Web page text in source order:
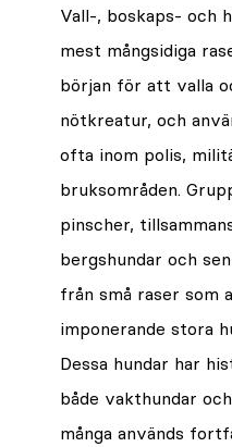
Vall-, boskaps- och
mest mångsidiga
början för att valla
nötkreatur, och
ofta inom polis,
bruksområden.
pinscher,
bergshundar och
från små raser som
imponerande stora
Dessa hundar har
både vakthundar
många används